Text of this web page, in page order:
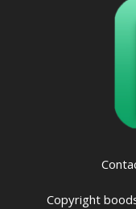
Copyright